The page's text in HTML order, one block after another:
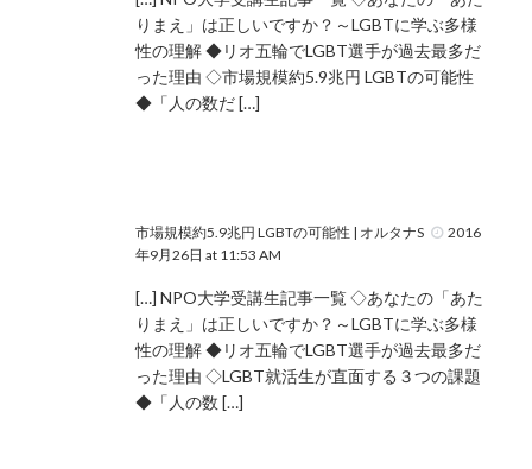
りまえ」は正しいですか？～LGBTに学ぶ多様
性の理解 ◆リオ五輪でLGBT選手が過去最多だ
った理由 ◇市場規模約5.9兆円 LGBTの可能性
◆「人の数だ […]
市場規模約5.9兆円 LGBTの可能性 | オルタナS
2016
年9月26日 at 11:53 AM
[…] NPO大学受講生記事一覧 ◇あなたの「あた
りまえ」は正しいですか？～LGBTに学ぶ多様
性の理解 ◆リオ五輪でLGBT選手が過去最多だ
った理由 ◇LGBT就活生が直面する３つの課題
◆「人の数 […]